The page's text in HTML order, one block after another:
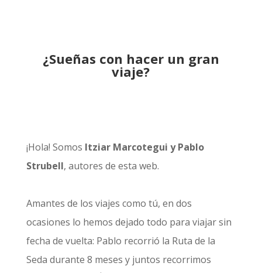
¿Sueñas con hacer un gran
viaje?
¡Hola! Somos Itziar Marcotegui y Pablo
Strubell, autores de esta web.
Amantes de los viajes como tú, en dos
ocasiones lo hemos dejado todo para viajar sin
fecha de vuelta: Pablo recorrió la Ruta de la
Seda durante 8 meses y juntos recorrimos